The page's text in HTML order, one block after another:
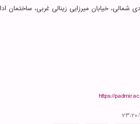
خیابان میرزایی زینالی غربی، ساختمان اداری 144،
https://